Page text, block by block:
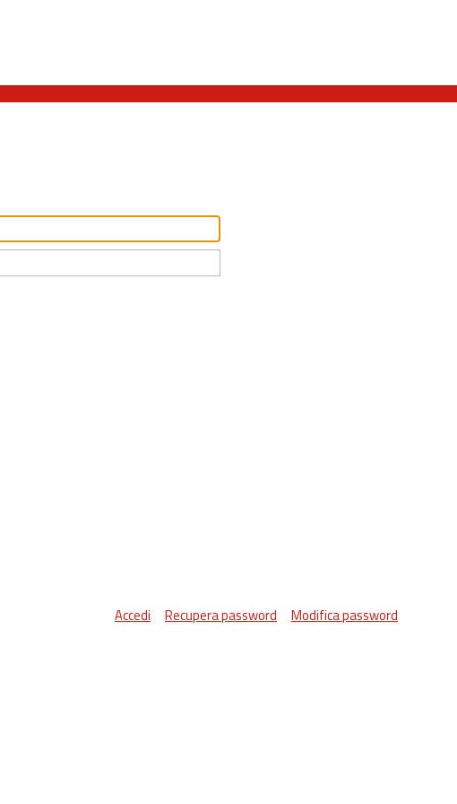
Accedi Recupera password Modifica password